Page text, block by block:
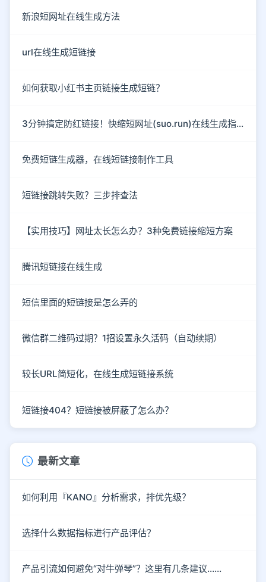
新浪短网址在线生成方法
url在线生成短链接
如何获取小红书主页链接生成短链？
3分钟搞定防红链接！快缩短网址(suo.run)在线生成指南
免费短链生成器，在线短链接制作工具
短链接跳转失败？三步排查法
【实用技巧】网址太长怎么办？3种免费链接缩短方案
腾讯短链接在线生成
短信里面的短链接是怎么弄的
微信群二维码过期？1招设置永久活码（自动续期）
较长URL简短化，在线生成短链接系统
短链接404？短链接被屏蔽了怎么办？
最新文章
如何利用『KANO』分析需求，排优先级？
选择什么数据指标进行产品评估？
产品引流如何避免“对牛弹琴”？这里有几条建议……